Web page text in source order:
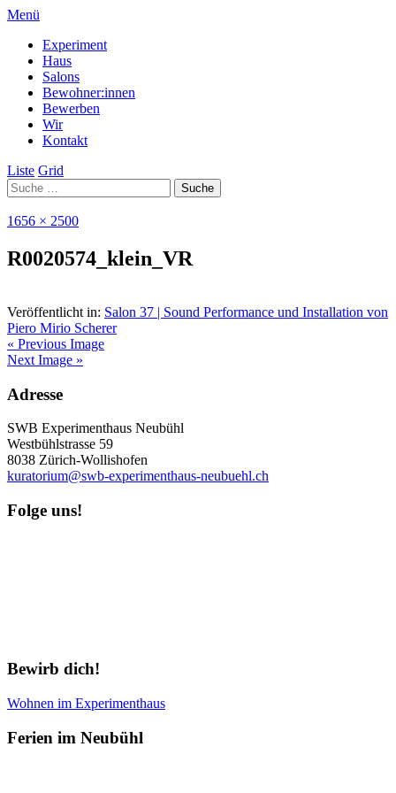
Menü
Experiment
Haus
Salons
Bewohner:innen
Bewerben
Wir
Kontakt
Liste Grid
1656 × 2500
R0020574_klein_VR
Veröffentlicht in: Salon 37 | Sound Performance und Installation von
Piero Mirio Scherer
« Previous Image
Next Image »
Adresse
SWB Experimenthaus Neubühl
Westbühlstrasse 59
8038 Zürich-Wollishofen
kuratorium@swb-experimenthaus-neubuehl.ch
Folge uns!
Bewirb dich!
Wohnen im Experimenthaus
Ferien im Neubühl